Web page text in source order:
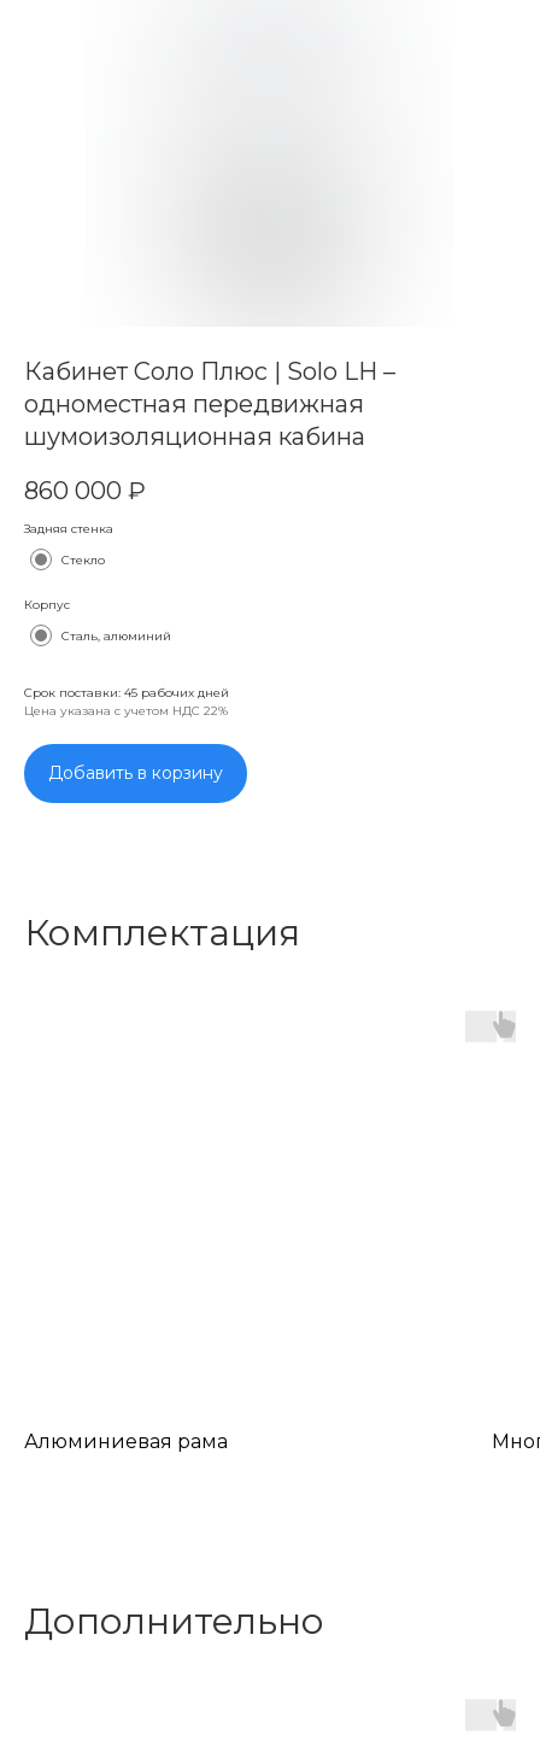
Кабинет Соло Плюс | Solo LH –
одноместная передвижная
шумоизоляционная кабина
860 000 ₽
Задняя стенка
Стекло
Корпус
Сталь, алюминий
Срок поставки: 45 рабочих дней
Цена указана с учетом НДС 22%
Добавить в корзину
Комплектация
Алюминиевая рама
Дополнительно